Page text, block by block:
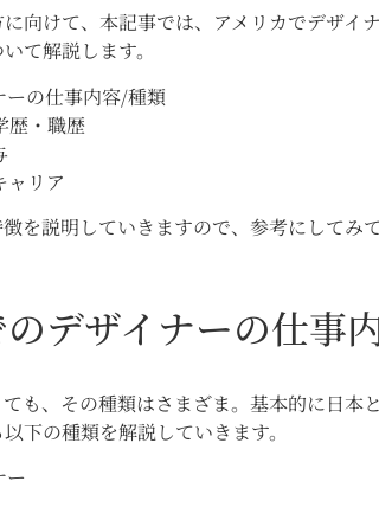
向けて、本記事では、アメリカでデザイ
て解説します。
ーの仕事内容/種類
歴・職歴
ャリア
を説明していきますので、参考にしてみ
デザイナーの仕事
も、その種類はさまざま。基本的に日本
下の種類を解説していきます。
ー